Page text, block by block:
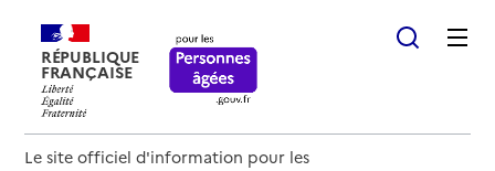
RÉPUBLIQUE
FRANÇAISE
Le site officiel d'information pour les